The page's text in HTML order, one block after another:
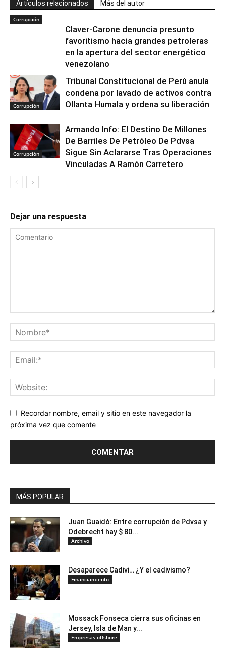
Artículos relacionados Más del autor
Corrupción
Claver-Carone denuncia presunto
favoritismo hacia grandes petroleras
en la apertura del sector energético
venezolano
Corrupción
Tribunal Constitucional de Perú anula
condena por lavado de activos contra
Ollanta Humala y ordena su liberación
Corrupción
Armando Info: El Destino De Millones
De Barriles De Petróleo De Pdvsa
Sigue Sin Aclararse Tras Operaciones
Vinculadas A Ramón Carretero
Dejar una respuesta
Recordar nombre, email y sitio en este navegador la
próxima vez que comente
MÁS POPULAR
Juan Guaidó: Entre corrupción de Pdvsa y
Odebrecht hay $ 80...
Archivo
Desaparece Cadivi… ¿Y el cadivismo?
Financiamiento
Mossack Fonseca cierra sus oficinas en
Jersey, Isla de Man y...
Empresas offshore